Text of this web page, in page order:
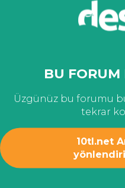
BU
Üzgünüz bu forumu
tekrar
10tl.net